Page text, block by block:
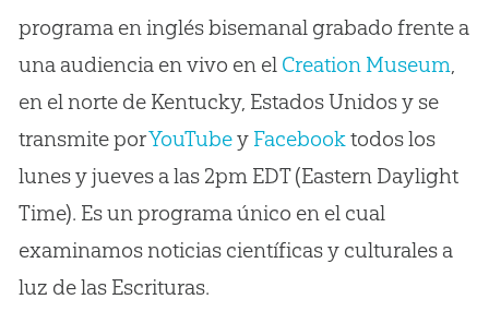
programa en inglés bisemanal grabado frente a
una audiencia en vivo en el Creation Museum,
en el norte de Kentucky, Estados Unidos y se
transmite porYouTubey Facebooktodos los
lunes y jueves a las 2pm EDT (Eastern Daylight
Time). Es un programa único en el cual
examinamos noticias científicas y culturales a
luz de las Escrituras.